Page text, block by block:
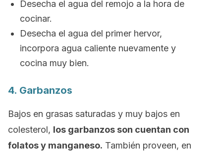
Desecha el agua del remojo a la hora de
cocinar.
Desecha el agua del primer hervor,
incorpora agua caliente nuevamente y
cocina muy bien.
4. Garbanzos
Bajos en grasas saturadas y muy bajos en
colesterol, los garbanzos son cuentan con
folatos y manganeso. También proveen, en